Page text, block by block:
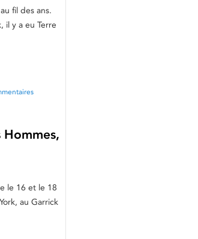
fil des ans.
il y a eu Terre
le 16 et le 18
au Garrick